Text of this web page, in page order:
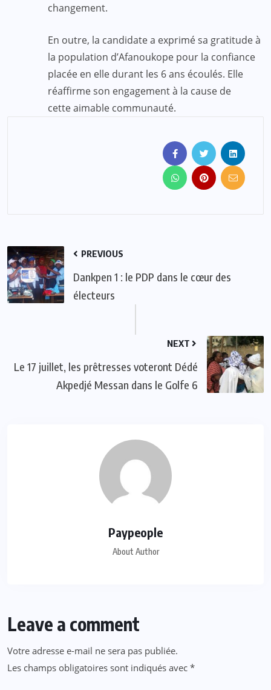
changement.
En outre, la candidate a exprimé sa gratitude à
la population d’Afanoukope pour la confiance
placée en elle durant les 6 ans écoulés. Elle
réaffirme son engagement à la cause de
cette aimable communauté.
PREVIOUS
Dankpen 1 : le PDP dans le cœur des
électeurs
NEXT
Le 17 juillet, les prêtresses voteront Dédé
Akpedjé Messan dans le Golfe 6
Paypeople
About Author
Leave a comment
Votre adresse e-mail ne sera pas publiée.
Les champs obligatoires sont indiqués avec *